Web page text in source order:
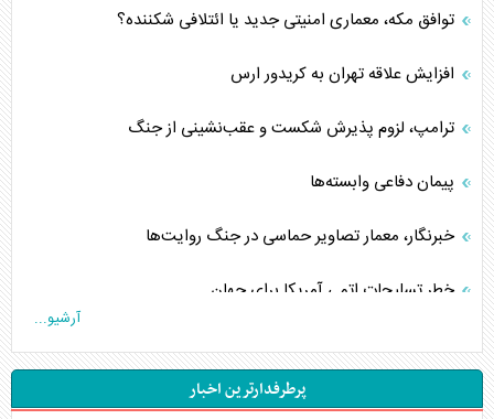
توافق مکه، معماری امنیتی جدید یا ائتلافی شکننده؟
افزایش علاقه تهران به کریدور ارس
ترامپ، لزوم پذیرش شکست و عقب‌نشینی از جنگ
پیمان دفاعی‌ وابسته‌ها
خبرنگار، معمار تصاویر حماسی در جنگ روایت‌ها
خطر تسلیحات اتمی آمریکا برای جهان
چگونه عربستان برابر ایران دچار خطای محاسباتی شد؟
جاده ابریشم فضایی/ نفوذ راهبردی و فرازمینی چین
آرشیو...
پرطرفدارترین اخبار